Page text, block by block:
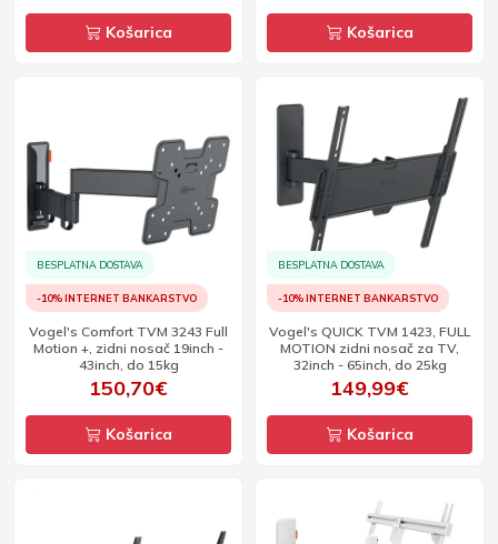
Košarica Košarica
BESPLATNA DOSTAVA
-10% INTERNET BANKARSTVO
Vogel's Comfort TVM 3243 Full
Motion +, zidni nosač 19inch -
43inch, do 15kg
150,70€
Košarica
BESPLATNA DOSTAVA
-10% INTERNET BANKARSTVO
Vogel's QUICK TVM 1423, FULL
MOTION zidni nosač za TV,
32inch - 65inch, do 25kg
149,99€
Košarica